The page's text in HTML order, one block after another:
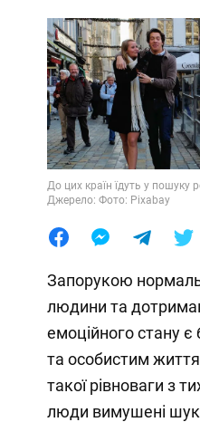
Життя
Лайфхаки
До цих країн їдуть у пошуку
Джерело: Фото: Pixabay
Запорукою
людини та
емоційного стану
та особистим
такої рівноваги з
люди вимушені